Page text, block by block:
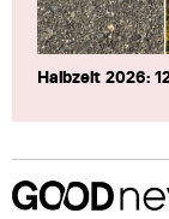
Halbzeit 2026: